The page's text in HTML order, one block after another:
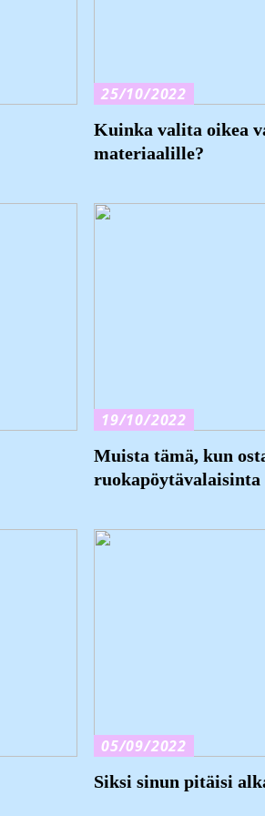
25/10/2022
Kuinka valita oikea
materiaalille?
19/10/2022
Muista tämä, kun
ruokapöytävalaisinta
05/09/2022
Siksi sinun pitäisi